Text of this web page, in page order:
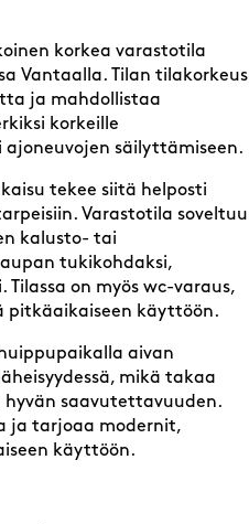
korkea varastotila
Vantaalla. Tilan tilakorkeus
ja mahdollistaa
korkeille
säilyttämiseen.
tekee siitä helposti
Varastotila soveltuu
kalusto- tai
tukikohdaksi,
on myös wc-varaus,
pitkäaikaiseen käyttöön.
aivan
mikä takaa
saavutettavuuden.
ja tarjoaa modernit,
käyttöön.